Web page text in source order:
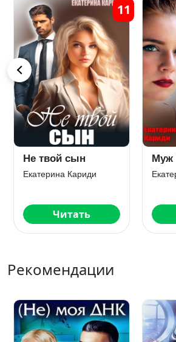
3
После развода.
Другая дверь
Читать
12
Рекомендации